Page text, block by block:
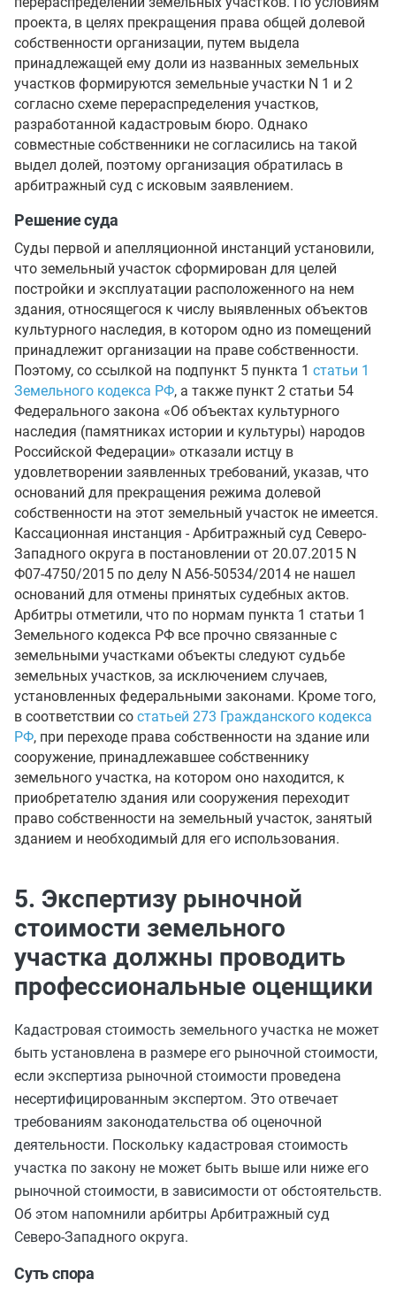
проекта, в целях прекращения права общей долевой
собственности организации, путем выдела
принадлежащей ему доли из названных земельных
участков формируются земельные участки N 1 и 2
согласно схеме перераспределения участков,
разработанной кадастровым бюро. Однако
совместные собственники не согласились на такой
выдел долей, поэтому организация обратилась в
арбитражный суд с исковым заявлением.
Решение суда
Суды первой и апелляционной инстанций установили,
что земельный участок сформирован для целей
постройки и эксплуатации расположенного на нем
здания, относящегося к числу выявленных объектов
культурного наследия, в котором одно из помещений
принадлежит организации на праве собственности.
Поэтому, со ссылкой на подпункт 5 пункта 1 статьи 1
Земельного кодекса РФ, а также пункт 2 статьи 54
Федерального закона «Об объектах культурного
наследия (памятниках истории и культуры) народов
Российской Федерации» отказали истцу в
удовлетворении заявленных требований, указав, что
оснований для прекращения режима долевой
собственности на этот земельный участок не имеется.
Кассационная инстанция - Арбитражный суд Северо-
Западного округа в постановлении от 20.07.2015 N
Ф07-4750/2015 по делу N А56-50534/2014 не нашел
оснований для отмены принятых судебных актов.
Арбитры отметили, что по нормам пункта 1 статьи 1
Земельного кодекса РФ все прочно связанные с
земельными участками объекты следуют судьбе
земельных участков, за исключением случаев,
установленных федеральными законами. Кроме того,
в соответствии со статьей 273 Гражданского кодекса
РФ, при переходе права собственности на здание или
сооружение, принадлежавшее собственнику
земельного участка, на котором оно находится, к
приобретателю здания или сооружения переходит
право собственности на земельный участок, занятый
зданием и необходимый для его использования.
5. Экспертизу рыночной
стоимости земельного
участка должны проводить
профессиональные оценщики
Кадастровая стоимость земельного участка не может
быть установлена в размере его рыночной стоимости,
если экспертиза рыночной стоимости проведена
несертифицированным экспертом. Это отвечает
требованиям законодательства об оценочной
деятельности. Поскольку кадастровая стоимость
участка по закону не может быть выше или ниже его
рыночной стоимости, в зависимости от обстоятельств.
Об этом напомнили арбитры Арбитражный суд
Северо-Западного округа.
Суть спора